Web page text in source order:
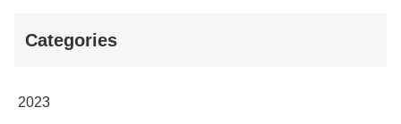
Categories
2023